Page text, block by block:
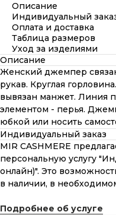
Описание
Индивидуальный
Оплата и доставка
Таблица размеров
Уход за изделиями
Описание
Женский джемпер
рукав. Круглая
вывязан манжет. Линия
элементом - перья.
юбкой или носить
Индивидуальный заказ
MIR CASHMERE
персональную услугу
онлайн)". Это
в наличии, в
Подробнее об услуге